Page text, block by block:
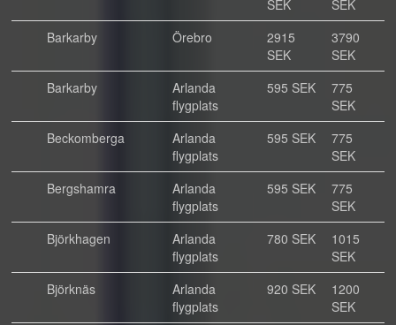
SEK
SEK
Barkarby
Örebro
2915
SEK
3790
SEK
Barkarby
Arlanda
flygplats
595 SEK
775
SEK
Beckomberga
Arlanda
flygplats
595 SEK
775
SEK
Bergshamra
Arlanda
flygplats
595 SEK
775
SEK
Björkhagen
Arlanda
flygplats
780 SEK
1015
SEK
Björknäs
Arlanda
flygplats
920 SEK
1200
SEK